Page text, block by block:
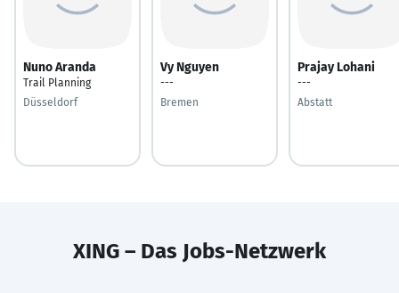
Nuno Aranda
Trail Planning
Düsseldorf
Vy Nguyen
---
Bremen
Prajay Lohani
---
Abstatt
XING – Das Jobs-Netzwerk